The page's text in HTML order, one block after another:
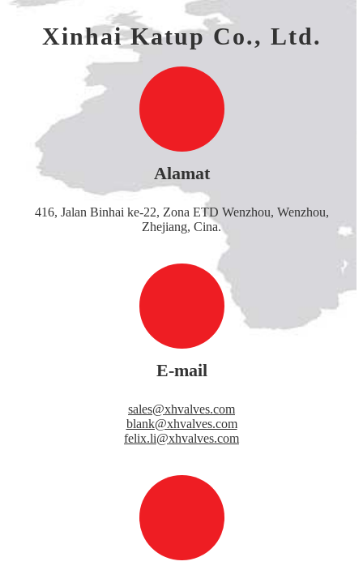
Xinhai Katup Co., Ltd.
Alamat
416, Jalan Binhai ke-22, Zona ETD Wenzhou, Wenzhou,
Zhejiang, Cina.
E-mail
sales@xhvalves.com
blank@xhvalves.com
felix.li@xhvalves.com